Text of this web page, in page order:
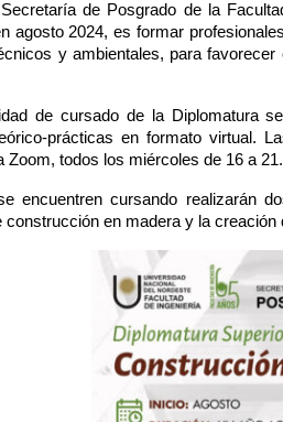
de Posgrado de la
agosto 2024, es formar
y ambientales, para
de cursado de la Diplomatura
prácticas en formato virtual.
Zoom, todos los miércoles de 16 a 21.
encuentren cursando realizarán
construcción en madera y la creación